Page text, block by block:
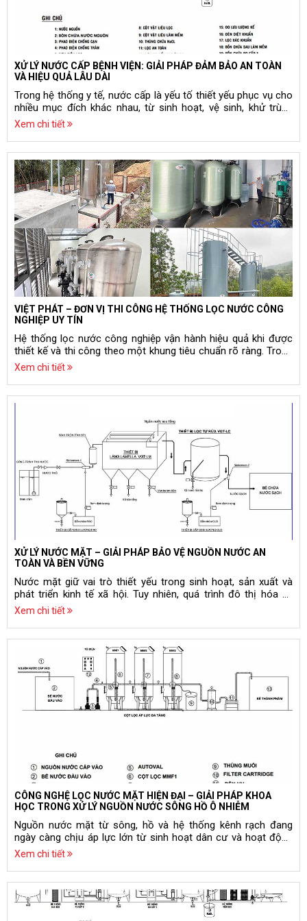
XỬ LÝ NƯỚC CẤP BỆNH VIỆN: GIẢI PHÁP ĐẢM BẢO AN TOÀN
VÀ HIỆU QUẢ LÂU DÀI
Trong hệ thống y tế, nước cấp là yếu tố thiết yếu phục vụ cho
nhiều mục đích khác nhau, từ sinh hoạt, vệ sinh, khử trùng
đến các ứng dụng chuyên biệt trong điều trị và nghiên cứu.
chẽ, nguy cơ lây nhiễm bệnh tật và hỏng hóc thiết bị y tế sẽ
tăng cao. Do đó, việc xử lý nước cấp bệnh viện trở thành yêu
cầu bắt buộc, giúp đảm bảo chất lượng dịch vụ khám chữa
bệnh và tuân thủ các quy định của Bộ Y tế.
Xem chi tiết
VIỆT PHÁT – ĐƠN VỊ THI CÔNG HỆ THỐNG LỌC NƯỚC CÔNG
NGHIỆP UY TÍN
Hệ thống lọc nước công nghiệp vận hành hiệu quả khi được
thiết kế và thi công theo một khung tiêu chuẩn rõ ràng. Trong
môi trường sản xuất, mỗi hệ thống đều chịu áp lực hoạt động
ổn định theo mục tiêu ngành. Doanh nghiệp lựa chọn đơn vị
thi công uy tín không phải vì một yếu tố đơn lẻ. Đó là sự tổng
khả năng vận hành ổn định dài hạn. Việt Phát - đơn vị thi công
hệ thống lọc nước công nghiệp uy tín được ưu tiên lựa chọn
trong nhiều dự án sản xuất nhờ đáp ứng đồng bộ các yêu cầu
kỹ thuật, triển khai theo quy trình chuẩn, và có cam kết bảo
hành – hỗ trợ vận hành rõ ràng.
Xem chi tiết
XỬ LÝ NƯỚC MẶT – GIẢI PHÁP BẢO VỆ NGUỒN NƯỚC AN
TOÀN VÀ BỀN VỮNG
Nước mặt giữ vai trò thiết yếu trong sinh hoạt, sản xuất và
phát triển kinh tế xã hội. Tuy nhiên, quá trình đô thị hóa và
công nghiệp hóa đang khiến chất lượng nguồn nước này suy
trọng nhằm đảm bảo nguồn nước sử dụng lâu dài, an toàn và
ổn định.
Xem chi tiết
CÔNG NGHỆ LỌC NƯỚC MẶT HIỆN ĐẠI – GIẢI PHÁP KHOA
HỌC TRONG XỬ LÝ NGUỒN NƯỚC SÔNG HỒ Ô NHIỄM
Nguồn nước mặt từ sông, hồ và hệ thống kênh rạch đang
ngày càng chịu áp lực lớn từ sinh hoạt dân cư và hoạt động
công nghiệp. Lượng cặn bẩn gia tăng, vi sinh vật phát triển
hữu cơ đã làm suy giảm nghiêm trọng chất lượng nước. Nếu
không được xử lý bằng giải pháp kỹ thuật phù hợp, nước mặt
có thể gây nguy cơ lớn cho sức khỏe cộng đồng và ảnh
hưởng đến toàn bộ hệ thống cấp nước. Chính vì vậy, công
Xem chi tiết